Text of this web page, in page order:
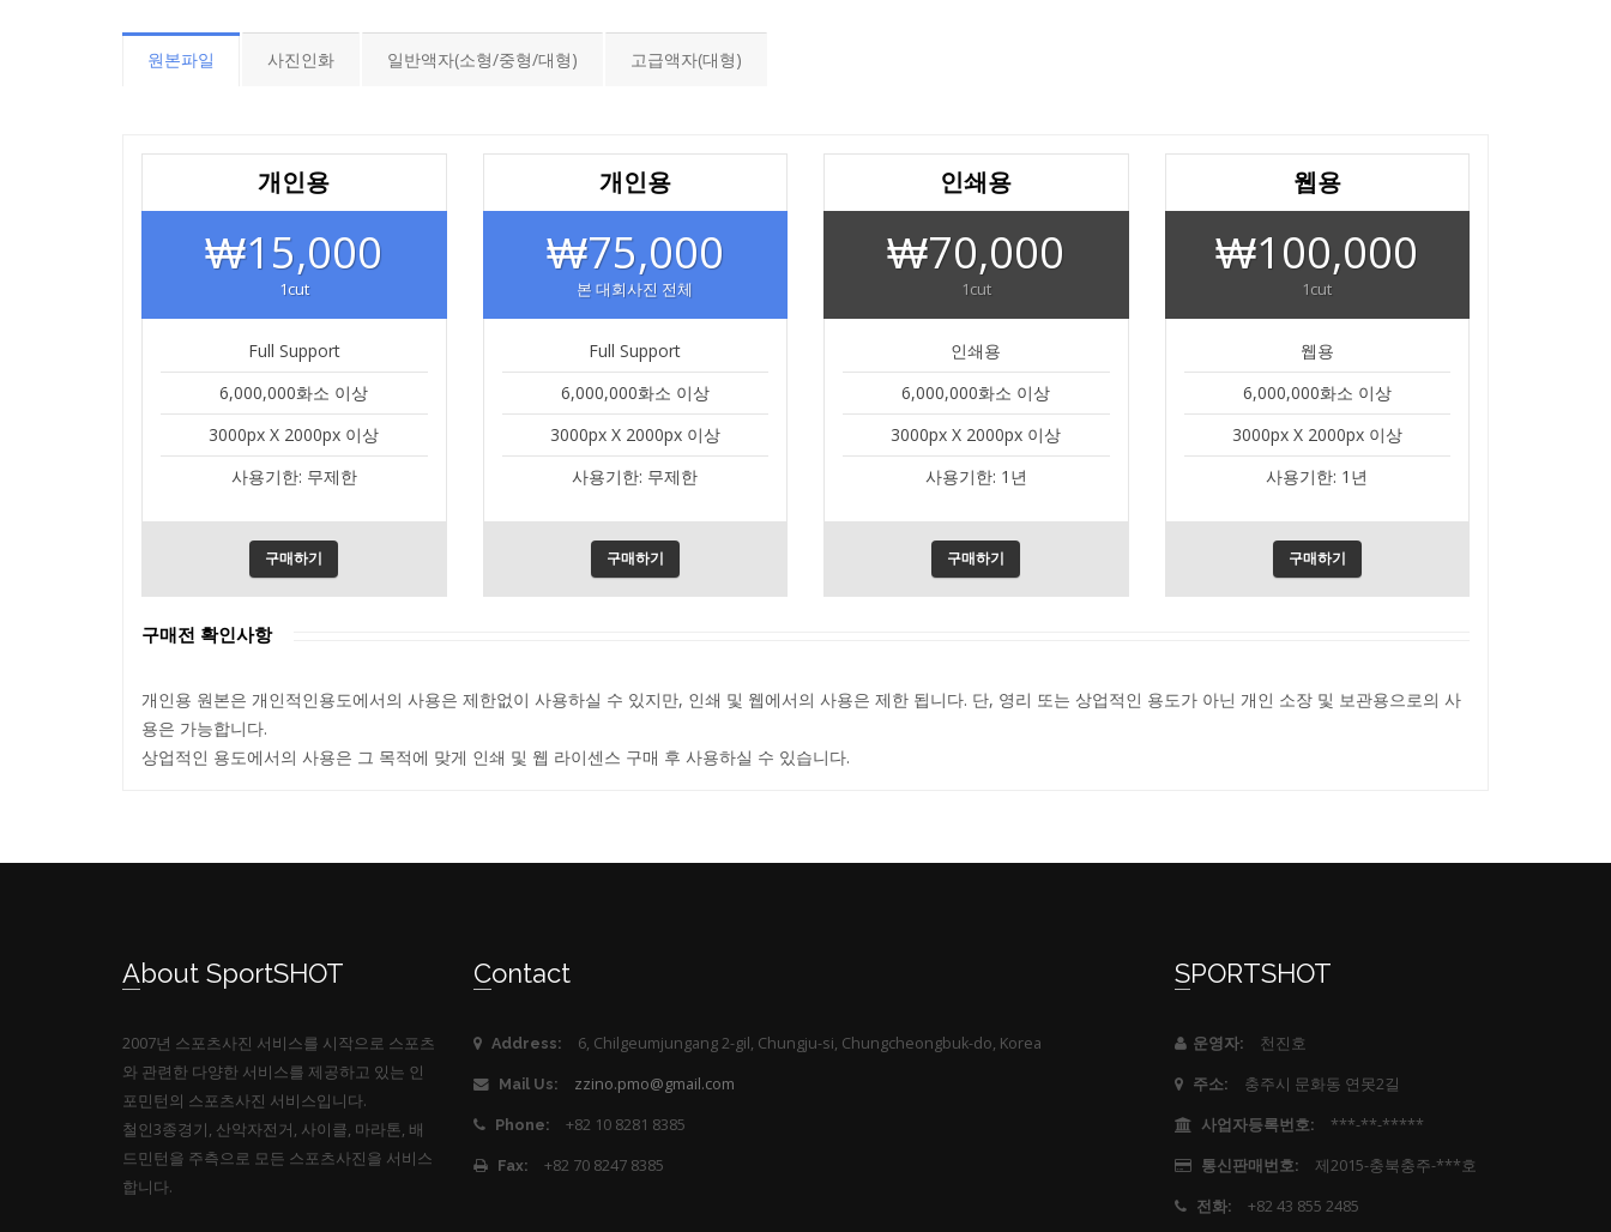
원본파일 사진인화 일반액자(소형/중형/대형) 고급액자(대형)
개인용
₩15,000
1cut
Full Support
6,000,000화소 이상
3000px X 2000px 이상
사용기한: 무제한
구매하기
개인용
₩75,000
본 대회사진 전체
Full Support
6,000,000화소 이상
3000px X 2000px 이상
사용기한: 무제한
구매하기
인쇄용
₩70,000
1cut
인쇄용
6,000,000화소 이상
3000px X 2000px 이상
사용기한: 1년
구매하기
웹용
₩100,000
1cut
웹용
6,000,000화소 이상
3000px X 2000px 이상
사용기한: 1년
구매하기
구매전 확인사항
개인용 원본은 개인적인용도에서의 사용은 제한없이 사용하실 수 있지만, 인쇄 및 웹에서의 사용은 제한 됩니다. 단, 영리 또는 상업적인 용도가 아닌 개인 소장 및 보관용으로의 사
용은 가능합니다.
상업적인 용도에서의 사용은 그 목적에 맞게 인쇄 및 웹 라이센스 구매 후 사용하실 수 있습니다.
About SportSHOT
2007년 스포츠사진 서비스를 시작으로 스포츠
와 관련한 다양한 서비스를 제공하고 있는 인
포민턴의 스포츠사진 서비스입니다.
철인3종경기, 산악자전거, 사이클, 마라톤, 배
드민턴을 주측으로 모든 스포츠사진을 서비스
합니다.
Contact
Address: 6, Chilgeumjungang 2-gil, Chungju-si, Chungcheongbuk-do, Korea
Mail Us: zzino.pmo@gmail.com
Phone: +82 10 8281 8385
Fax: +82 70 8247 8385
SPORTSHOT
운영자: 천진호
주소: 충주시 문화동 연못2길
사업자등록번호: ***-**-*****
통신판매번호: 제2015-충북충주-***호
전화: +82 43 855 2485